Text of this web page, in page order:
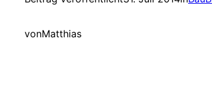
vonMatthias